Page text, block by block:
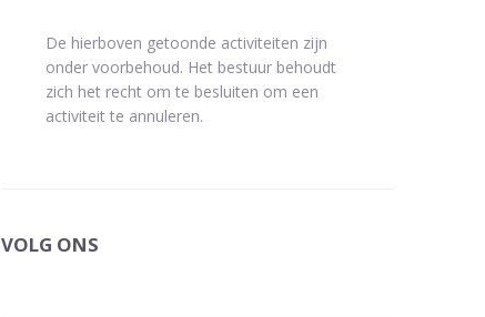
De hierboven getoonde activiteiten zijn
onder voorbehoud. Het bestuur behoudt
zich het recht om te besluiten om een
activiteit te annuleren.
VOLG ONS